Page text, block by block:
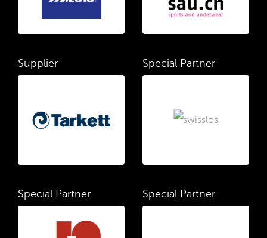
Supplier Special Partner
Special Partner Special Partner